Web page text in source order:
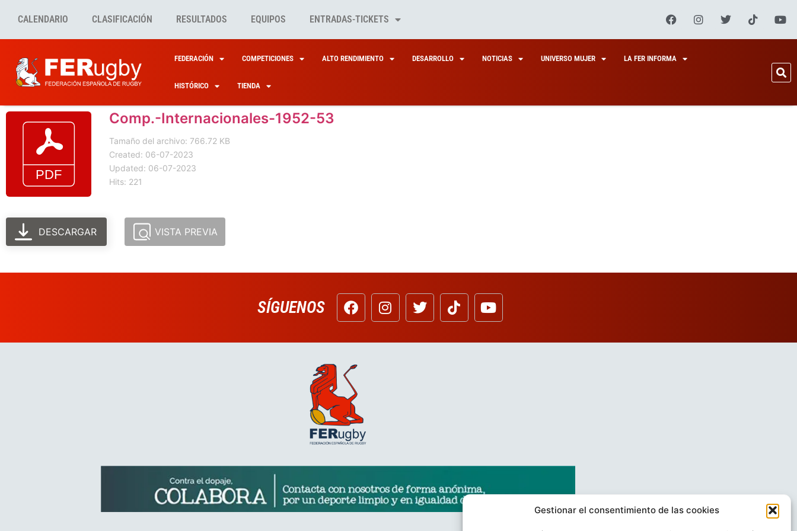
Gestionar el consentimiento de las cookies
CALENDARIO CLASIFICACIÓN RESULTADOS EQUIPOS ENTRADAS-TICKETS
FEDERACIÓN COMPETICIONES ALTO RENDIMIENTO DESARROLLO NOTICIAS UNIVERSO MUJER LA FER INFORMA
HISTÓRICO TIENDA
Comp.-Internacionales-1952-53
Tamaño del archivo: 766.72 KB
Created: 06-07-2023
Updated: 06-07-2023
Hits: 221
DESCARGAR VISTA PREVIA
SÍGUENOS